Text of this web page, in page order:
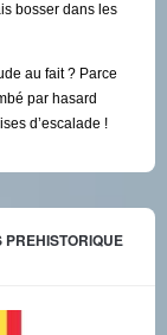
bosser dans les
au fait ? Parce
par hasard
d’escalade !